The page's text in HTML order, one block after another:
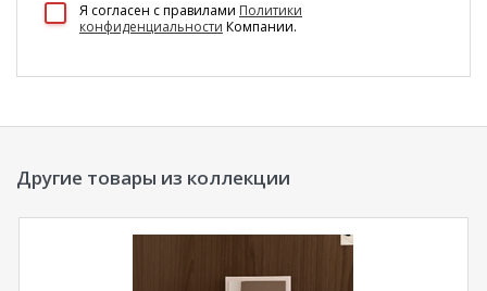
Я согласен c правилами Политики
конфиденциальности Компании.
Другие товары из коллекции